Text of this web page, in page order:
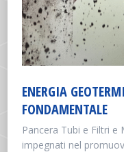
ENERGIA
FONDAMENTALE
Pancera Tubi e Filtri
impegnati nel